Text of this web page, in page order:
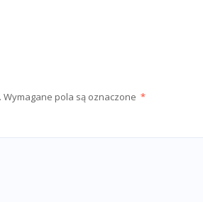
Wymagane pola są oznaczone *